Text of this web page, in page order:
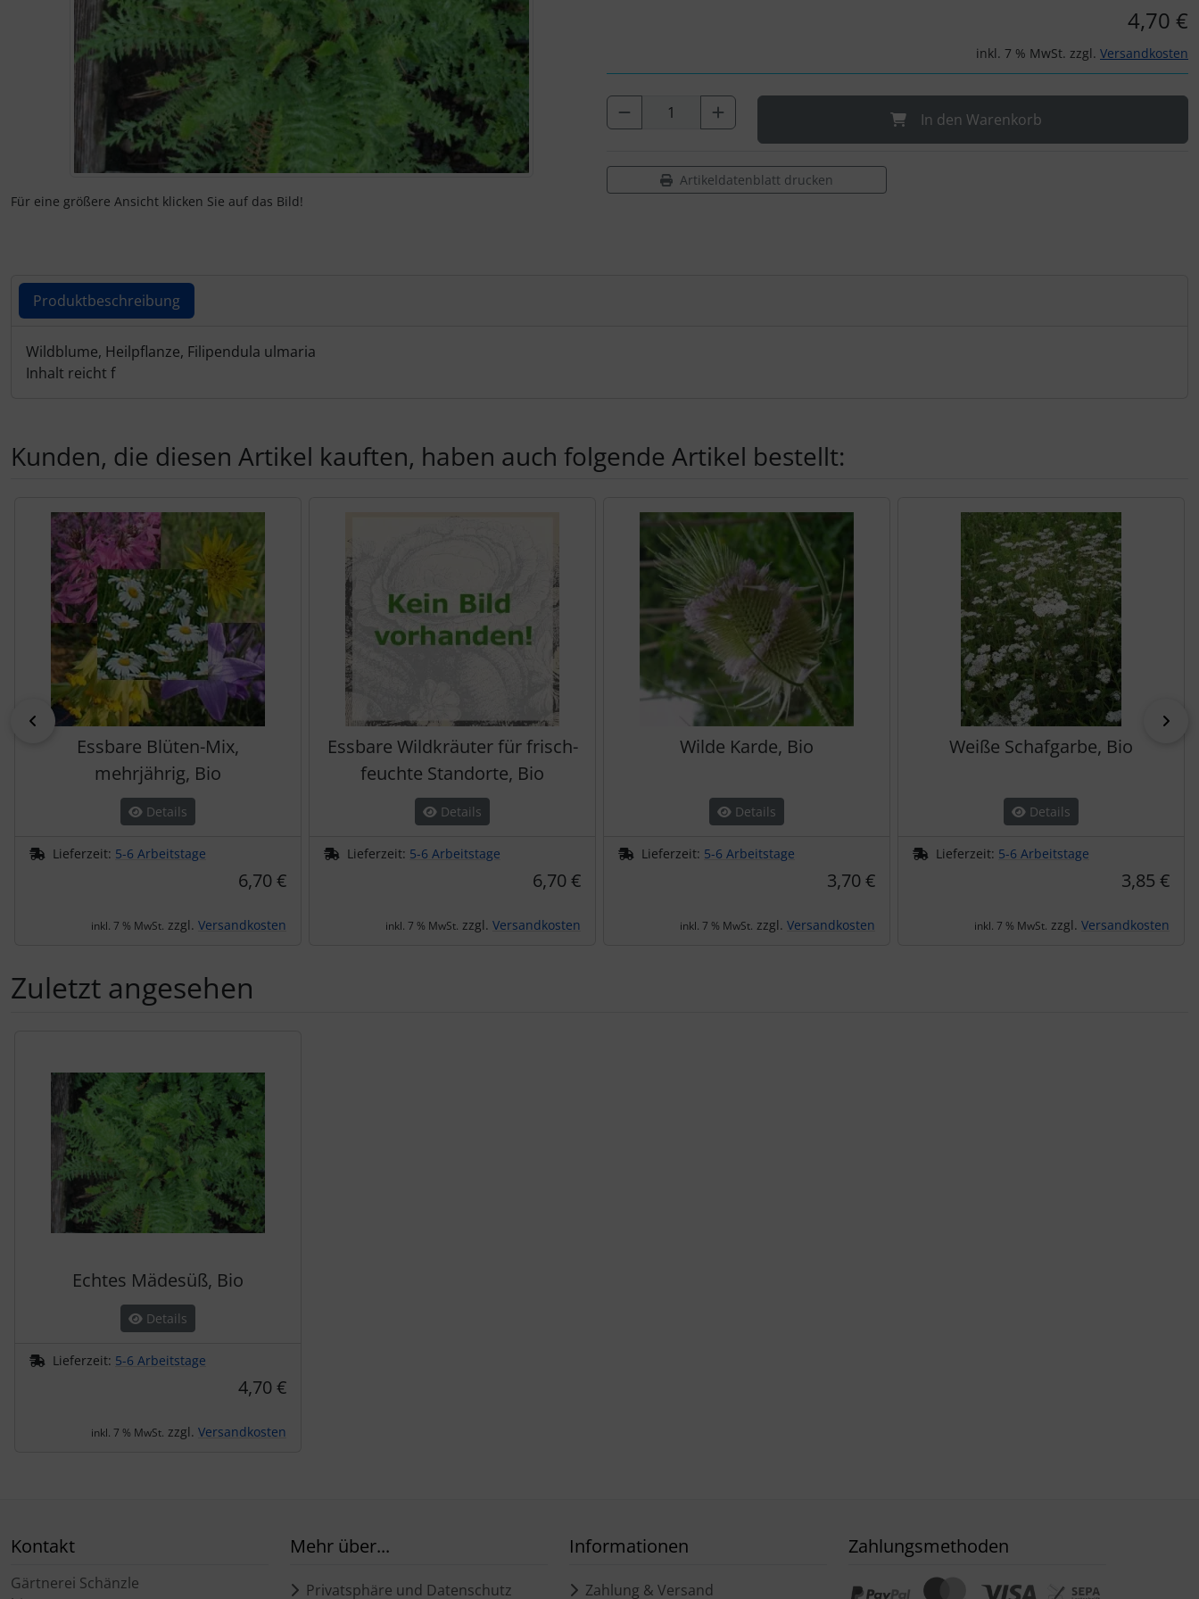
Für eine größere Ansicht klicken Sie auf das Bild!
4,70 €
inkl. 7 % MwSt. zzgl. Versandkosten
In den Warenkorb
Artikeldatenblatt drucken
Produktbeschreibung
Produktbeschreibung
Wildblume, Heilpflanze, Filipendula ulmaria
Inhalt reicht f
Kunden, die diesen Artikel kauften, haben auch folgende Artikel bestellt:
zurück
Essbare Blüten-Mix,
mehrjährig, Bio
Details
Lieferzeit: 5-6 Arbeitstage
6,70 €
inkl. 7 % MwSt. zzgl. Versandkosten
Essbare Wildkräuter für frisch-
feuchte Standorte, Bio
Details
Lieferzeit: 5-6 Arbeitstage
6,70 €
inkl. 7 % MwSt. zzgl. Versandkosten
Wilde Karde, Bio
Details
Lieferzeit: 5-6 Arbeitstage
3,70 €
inkl. 7 % MwSt. zzgl. Versandkosten
Weiße Schafgarbe, Bio
Details
Lieferzeit: 5-6 Arbeitstage
3,85 €
inkl. 7 % MwSt. zzgl. Versandkosten
Zuletzt angesehen
Echtes Mädesüß, Bio
Details
Lieferzeit: 5-6 Arbeitstage
4,70 €
inkl. 7 % MwSt. zzgl. Versandkosten
Kontakt
Gärtnerei Schänzle
Mehr über...
Privatsphäre und Datenschutz
Informationen
Zahlung & Versand
Zahlungsmethoden